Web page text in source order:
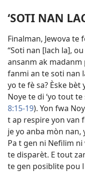
‘SOTI NAN
Finalman, Jewova te
“Soti nan [lach la],
ansanm ak madanm
fanmi an te soti nan
yo te fè sa? Èske bèt
Noye te di ‘yo tout te
8:15-19). Yon fwa
t ap respire yon van
je yo anba mòn nan,
Pa t gen ni Nefilim
te disparèt. E tout
te gen posiblite pou